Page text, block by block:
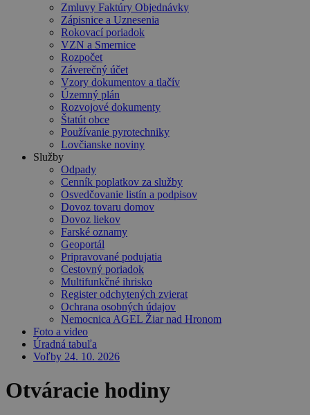
Zmluvy Faktúry Objednávky
Zápisnice a Uznesenia
Rokovací poriadok
VZN a Smernice
Rozpočet
Záverečný účet
Vzory dokumentov a tlačív
Územný plán
Rozvojové dokumenty
Štatút obce
Používanie pyrotechniky
Lovčianske noviny
Služby
Odpady
Cenník poplatkov za služby
Osvedčovanie listín a podpisov
Dovoz tovaru domov
Dovoz liekov
Farské oznamy
Geoportál
Pripravované podujatia
Cestovný poriadok
Multifunkčné ihrisko
Register odchytených zvierat
Ochrana osobných údajov
Nemocnica AGEL Žiar nad Hronom
Foto a video
Úradná tabuľa
Voľby 24. 10. 2026
Otváracie hodiny